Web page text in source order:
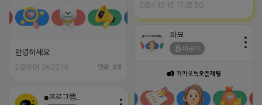
2024-12-12 17:02:50
안녕하세요
2026-01-26 23:16 댓글: 0개
파묘
비공개